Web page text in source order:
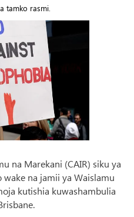
tamko rasmi.
na Marekani (CAIR) siku ya
na jamii ya Waislamu
kutishia kuwashambulia